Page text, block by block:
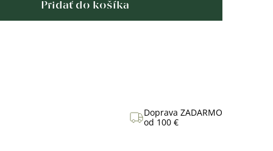
Pridať do košíka
Doprava ZADARMO
od 100 €